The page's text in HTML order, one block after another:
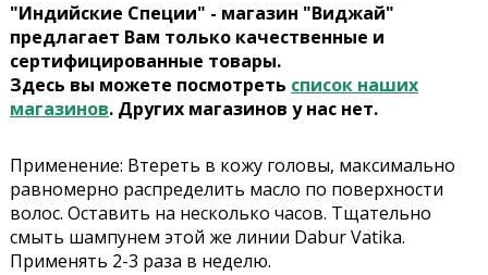
"Индийские Специи" - магазин "Виджай"
предлагает Вам только качественные и
сертифицированные товары.
Здесь вы можете посмотреть список наших
магазинов. Других магазинов у нас нет.
Применение: Втереть в кожу головы, максимально
равномерно распределить масло по поверхности
волос. Оставить на несколько часов. Тщательно
смыть шампунем этой же линии Dabur Vatika.
Применять 2-3 раза в неделю.